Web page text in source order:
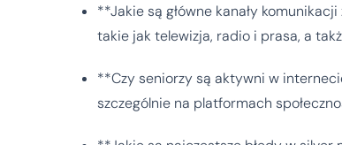
**Jakie są główne kanały
takie jak telewizja, radio i prasa, a
**Czy seniorzy są aktywni w
szczególnie na platformach